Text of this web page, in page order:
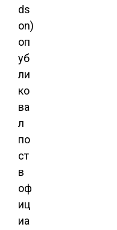
ds
on)
оп
уб
ли
ко
ва
л
по
ст
в
оф
иц
иа